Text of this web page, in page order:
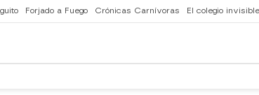
Forjado a Fuego Crónicas Carnívoras El colegio invisible